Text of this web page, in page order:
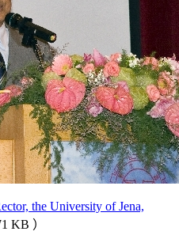
the University of Jena,
KB ）